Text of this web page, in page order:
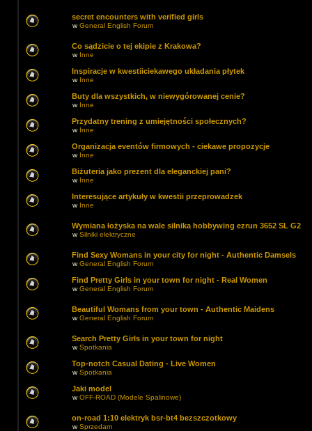
secret encounters with verified girls
wGeneral English Forum
Co sądzicie o tej ekipie z Krakowa?
w Inne
Inspiracje w kwestiiciekawego układania płytek
w Inne
Buty dla wszystkich, w niewygórowanej cenie?
w Inne
Przydatny trening z umiejętności społecznych?
w Inne
Organizacja eventów firmowych - ciekawe propozycje
w Inne
Biżuteria jako prezent dla eleganckiej pani?
w Inne
Interesujące artykuły w kwestii przeprowadzek
w Inne
Wymiana łożyska na wale silnika hobbywing ezrun 3652 SL G2
wSilniki elektryczne
Find Sexy Womans in your city for night - Authentic Damsels
wGeneral English Forum
Find Pretty Girls in your town for night - Real Women
wGeneral English Forum
Beautiful Womans from your town - Authentic Maidens
wGeneral English Forum
Search Pretty Girls in your town for night
wSpotkania
Top-notch Сasual Dating - Live Women
wSpotkania
Jaki model
wOFF-ROAD (Modele Spalinowe)
on-road 1:10 elektryk bsr-bt4 bezszczotkowy
wSprzedam